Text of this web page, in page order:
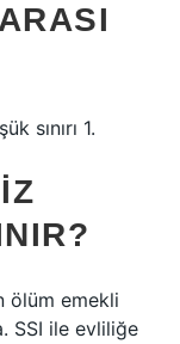
sınırı 1.
ölüm emekli
SSI ile evliliğe